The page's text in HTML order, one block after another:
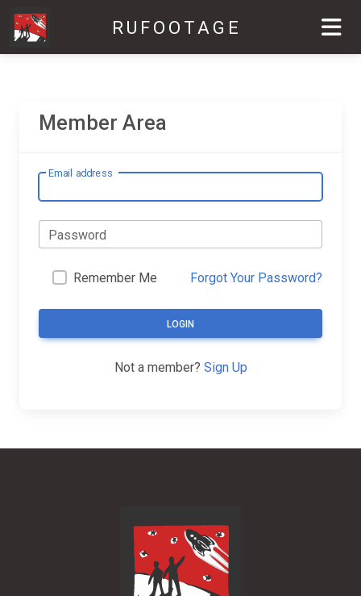
RUFOOTAGE
Member Area
Email address
Password
Remember Me Forgot Your Password?
LOGIN
Not a member? Sign Up